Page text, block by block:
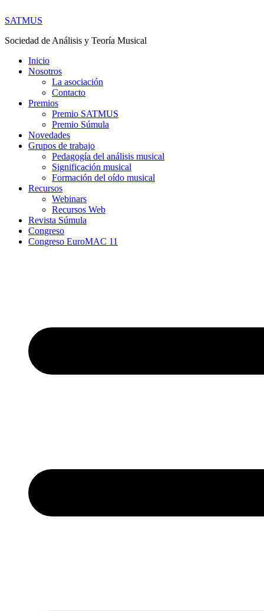
SATMUS
Sociedad de Análisis y Teoría Musical
Inicio
Nosotros
La asociación
Contacto
Premios
Premio SATMUS
Premio Súmula
Novedades
Grupos de trabajo
Pedagogía del análisis musical
Significación musical
Formación del oído musical
Recursos
Webinars
Recursos Web
Revista Súmula
Congreso
Congreso EuroMAC 11